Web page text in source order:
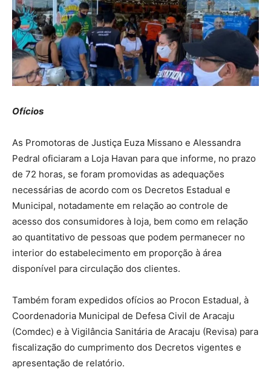
Ofícios
As Promotoras de Justiça Euza Missano e Alessandra
Pedral oficiaram a Loja Havan para que informe, no prazo
de 72 horas, se foram promovidas as adequações
necessárias de acordo com os Decretos Estadual e
Municipal, notadamente em relação ao controle de
acesso dos consumidores à loja, bem como em relação
ao quantitativo de pessoas que podem permanecer no
interior do estabelecimento em proporção à área
disponível para circulação dos clientes.
Também foram expedidos ofícios ao Procon Estadual, à
Coordenadoria Municipal de Defesa Civil de Aracaju
(Comdec) e à Vigilância Sanitária de Aracaju (Revisa) para
fiscalização do cumprimento dos Decretos vigentes e
apresentação de relatório.